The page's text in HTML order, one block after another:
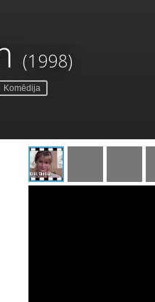
(1998)
Komēdija